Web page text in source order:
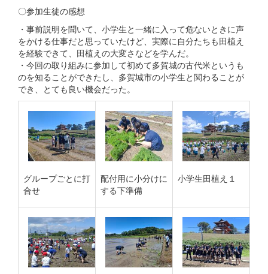
〇参加生徒の感想
・事前説明を聞いて、小学生と一緒に入って危ないときに声
をかける仕事だと思っていたけど、実際に自分たちも田植え
を経験できて、田植えの大変さなどを学んだ。
・今回の取り組みに参加して初めて多賀城の古代米というも
のを知ることができたし、多賀城市の小学生と関わることが
でき、とても良い機会だった。
グループごとに打
合せ
配付用に小分けに
する下準備
小学生田植え１